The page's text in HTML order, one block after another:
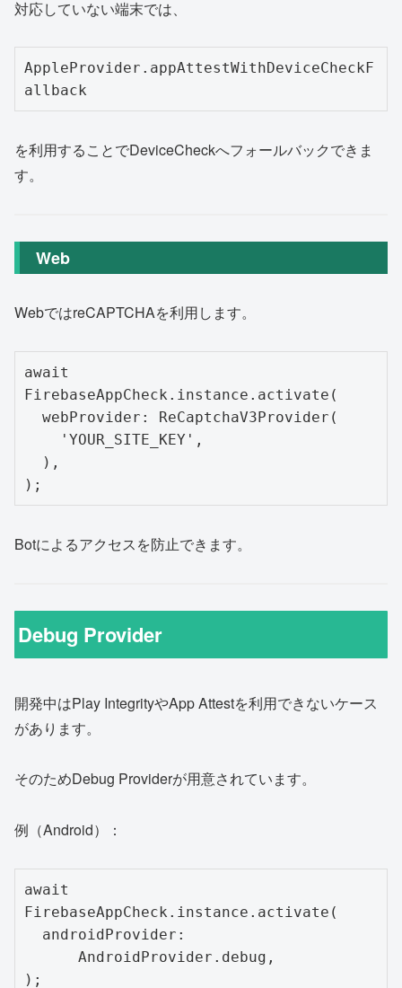
対応していない端末では、
AppleProvider.appAttestWithDeviceCheckF
を利用することでDeviceCheckへフォールバックできま
す。
Web
WebではreCAPTCHAを利用します。
await
FirebaseAppCheck.instance.activate(
Botによるアクセスを防止できます。
Debug Provider
開発中はPlay IntegrityやApp Attestを利用できないケース
があります。
そのためDebug Providerが用意されています。
例（Android）：
await
FirebaseAppCheck.instance.activate(